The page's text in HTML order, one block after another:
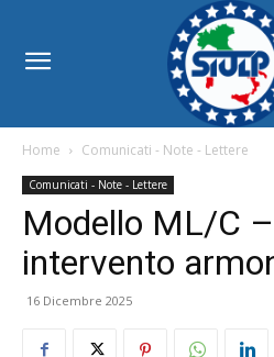
Home Comunicati - Note - Lettere
Comunicati - Note - Lettere
Modello ML/C
intervento
16 Dicembre 2025